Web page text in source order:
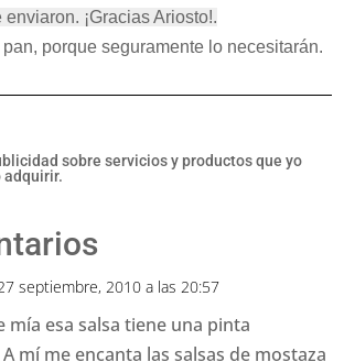
¡Gracias Ariosto!.
porque seguramente lo necesitarán.
sobre servicios y productos que yo
adquirir.
septiembre, 2010 a las 20:57
mía esa salsa tiene una pinta
mí me encanta las salsas de mostaza